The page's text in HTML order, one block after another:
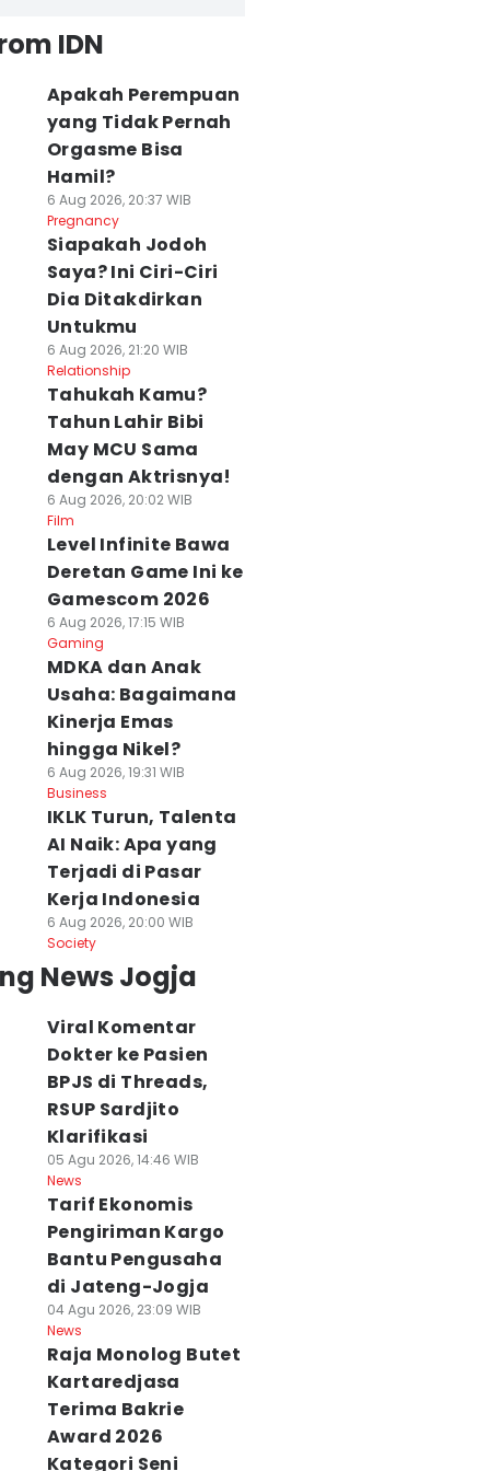
IDN
Apakah Perempuan
yang Tidak Pernah
Orgasme Bisa
Hamil?
6 Aug 2026, 20:37 WIB
Pregnancy
Siapakah Jodoh
Saya? Ini Ciri-Ciri
Dia Ditakdirkan
Untukmu
6 Aug 2026, 21:20 WIB
Relationship
Tahukah Kamu?
Tahun Lahir Bibi
May MCU Sama
dengan Aktrisnya!
6 Aug 2026, 20:02 WIB
Film
Level Infinite Bawa
Deretan Game Ini ke
Gamescom 2026
6 Aug 2026, 17:15 WIB
Gaming
MDKA dan Anak
Usaha: Bagaimana
Kinerja Emas
hingga Nikel?
6 Aug 2026, 19:31 WIB
Business
IKLK Turun, Talenta
AI Naik: Apa yang
Terjadi di Pasar
Kerja Indonesia
6 Aug 2026, 20:00 WIB
Society
News Jogja
Viral Komentar
Dokter ke Pasien
BPJS di Threads,
RSUP Sardjito
Klarifikasi
05 Agu 2026, 14:46 WIB
News
Tarif Ekonomis
Pengiriman Kargo
Bantu Pengusaha
di Jateng-Jogja
04 Agu 2026, 23:09 WIB
News
Raja Monolog Butet
Kartaredjasa
Terima Bakrie
Award 2026
Kategori Seni